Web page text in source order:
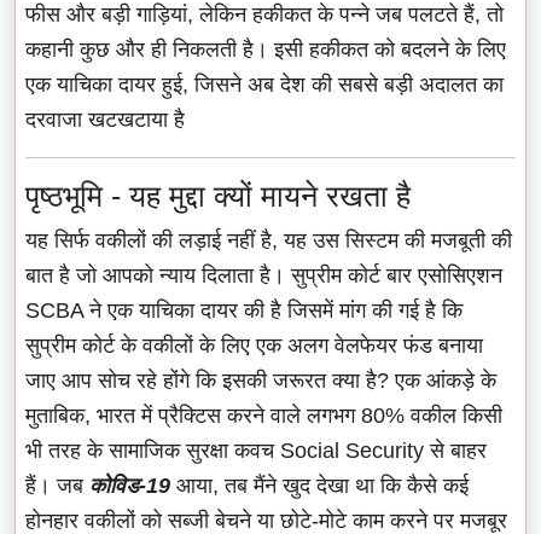
फीस और बड़ी गाड़ियां, लेकिन हकीकत के पन्ने जब पलटते हैं, तो
कहानी कुछ और ही निकलती है। इसी हकीकत को बदलने के लिए
एक याचिका दायर हुई, जिसने अब देश की सबसे बड़ी अदालत का
दरवाजा खटखटाया है
पृष्ठभूमि - यह मुद्दा क्यों मायने रखता है
यह सिर्फ वकीलों की लड़ाई नहीं है, यह उस सिस्टम की मजबूती की
बात है जो आपको न्याय दिलाता है। सुप्रीम कोर्ट बार एसोसिएशन
SCBA ने एक याचिका दायर की है जिसमें मांग की गई है कि
सुप्रीम कोर्ट के वकीलों के लिए एक अलग वेलफेयर फंड बनाया
जाए आप सोच रहे होंगे कि इसकी जरूरत क्या है? एक आंकड़े के
मुताबिक, भारत में प्रैक्टिस करने वाले लगभग 80% वकील किसी
भी तरह के सामाजिक सुरक्षा कवच Social Security से बाहर
हैं। जब कोविड-19 आया, तब मैंने खुद देखा था कि कैसे कई
होनहार वकीलों को सब्जी बेचने या छोटे-मोटे काम करने पर मजबूर